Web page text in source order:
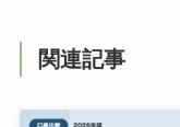
関連記事